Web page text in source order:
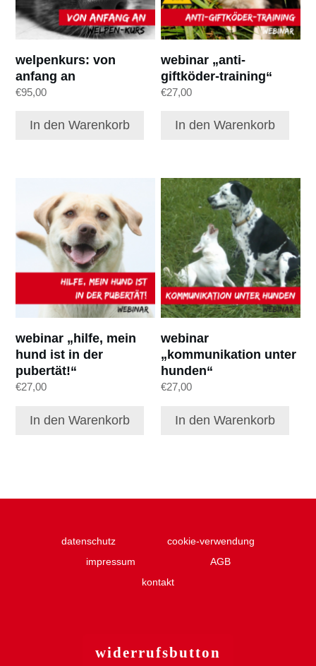
welpenkurs: von
anfang an
€95,00
In den Warenkorb
webinar „anti-
giftköder-training“
€27,00
In den Warenkorb
webinar „hilfe, mein
hund ist in der
pubertät!“
€27,00
In den Warenkorb
webinar
„kommunikation unter
hunden“
€27,00
In den Warenkorb
datenschutz
cookie-verwendung
impressum
AGB
kontakt
widerrufsbutton